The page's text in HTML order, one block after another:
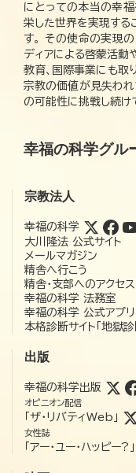
にとっての本当の幸
栄した世界を実現する
す。 その使命の実現
ディアによる啓蒙活動
教育、国際事業にも取
宗教の価値が見失わ
の可能性に挑戦し続け
幸福の科学グル
宗教法人
幸福の科学
大川隆法 公式サイト
メールマガジン
精舎へ行こう
精舎・支部へのアクセス
幸福の科学 法務室
幸福の科学 公式アプリ
本格診断サイト「地獄診
出版
幸福の科学出版
オピニオン配信
「ザ・リバティWeb」
女性誌
「アー・ユー・ハッピー?」